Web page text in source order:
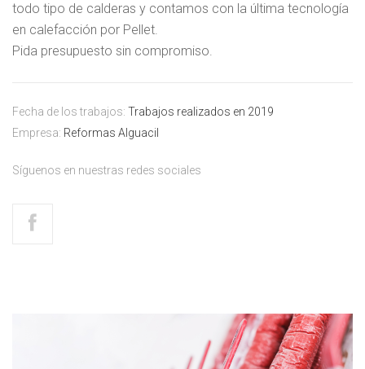
todo tipo de calderas y contamos con la última tecnología
en calefacción por Pellet.
Pida presupuesto sin compromiso.
Fecha de los trabajos: Trabajos realizados en 2019
Empresa: Reformas Alguacil
Síguenos en nuestras redes sociales